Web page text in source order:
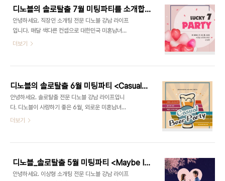
각자 다르게 ..
유해드리겠습니다! 먼저, 사람을 만나는데 비용을 지
불하면서까지 만나야 할까?라고 고민하시는 분들을
위해 결혼정보회사의 필요성에 대해 말씀드리겠습니
다. ​ 현실적으로 고려해야 할 것이 많기 때문에 결혼
정보회사를 이용하는 가장 큰 이유로 아까운 시간과
결정사를 이용하는 비용으로 원하는 이상형 중, 나와
소까지 모..
디노블의 솔로탈출 7월 미팅파티를 소개합니다!
안녕하세요. 직장인 소개팅 전문 디노블 강남 라이프
입니다. 매달 색다른 컨셉으로 대한민국 미혼남녀들
을 위한 미팅파티를 진행하고 있는 디노블의 7월, 를
다'라며 7월에 직장인 소개팅을 진행하는 것이 가장
적기라고 말했는데요, 그래서 더욱 특별한 시간이 될
디노블의 는 대한민국 미혼남녀 30명을 초대하여 강
남에 위치해 있는 레스토랑에서 로맨틱한 시간이 예
정되어 있습니다. 직장인 소개팅을 위한 미팅파티는
리를 즐기며 사랑에 빠질 수밖에 없는 설레는 만남의
로..
더보기
디노블의 솔로탈출 6월 미팅파티 <Casual Beer Party>
안녕하세요. 솔로탈출 전문 디노블 강남 라이프입니
다. 디노블이 사랑하기 좋은 6월, 외로운 미혼남녀분
들을 위해 보다 편한 분위기에서 즐길 수 있는 캐주얼
의 뜨거운 열기를 함께할 시원한 맥주와 핑거푸드, 그
리고 새로운 사랑을 찾을 수 있는 두근거리는 만남의
시간이 마련됩니다. 디노블의 솔로탈출 는 오는
더보기
디노블_솔로탈출 5월 미팅파티 <Maybe I do>
안녕하세요. 이상형 소개팅 전문 디노블 강남 라이프